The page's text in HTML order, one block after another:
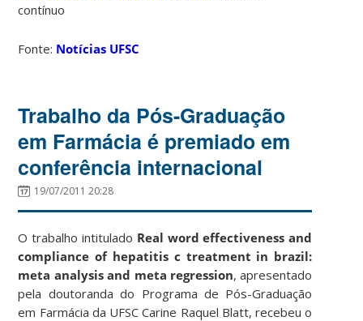
contínuo
Fonte: Notícias UFSC
Trabalho da Pós-Graduação
em Farmácia é premiado em
conferência internacional
19/07/2011 20:28
O trabalho intitulado Real word effectiveness and
compliance of hepatitis c treatment in brazil:
meta analysis and meta regression, apresentado
pela doutoranda do Programa de Pós-Graduação
em Farmácia da UFSC Carine Raquel Blatt, recebeu o